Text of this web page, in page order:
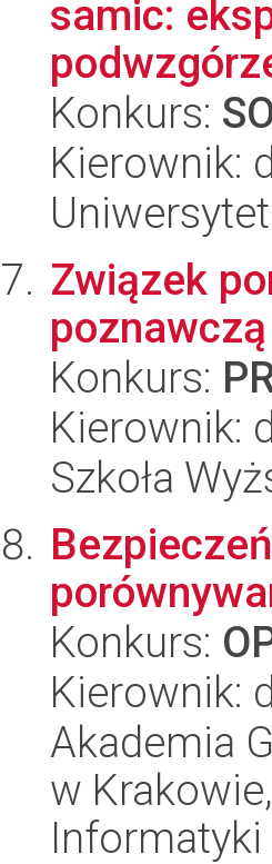
samic:
Konkurs:
Kierownik:
Związek
Konkurs:
Kierownik:
Szkoła
Konkurs:
Kierownik:
Akademia
w